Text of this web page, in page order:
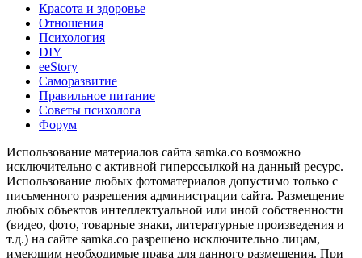
Красота и здоровье
Отношения
Психология
DIY
ееStory
Саморазвитие
Правильное питание
Советы психолога
Форум
Использование материалов сайта samka.co возможно
исключительно с активной гиперссылкой на данный ресурс.
Использование любых фотоматериалов допустимо только с
письменного разрешения администрации сайта. Размещение
любых объектов интеллектуальной или иной собственности
(видео, фото, товарные знаки, литературные произведения и
т.д.) на сайте samka.co разрешено исключительно лицам,
имеющим необходимые права для данного размещения. При